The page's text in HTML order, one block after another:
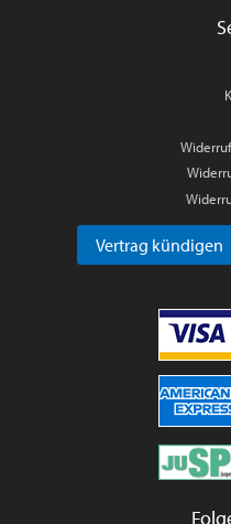
Vertrag kündigen